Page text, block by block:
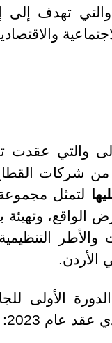
تهدف
والتي
من شركات
لتمثل
وتهيئة
الأردن.
الأولى
عام 2023: